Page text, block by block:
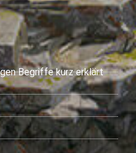
Begriffe kurz erklärt